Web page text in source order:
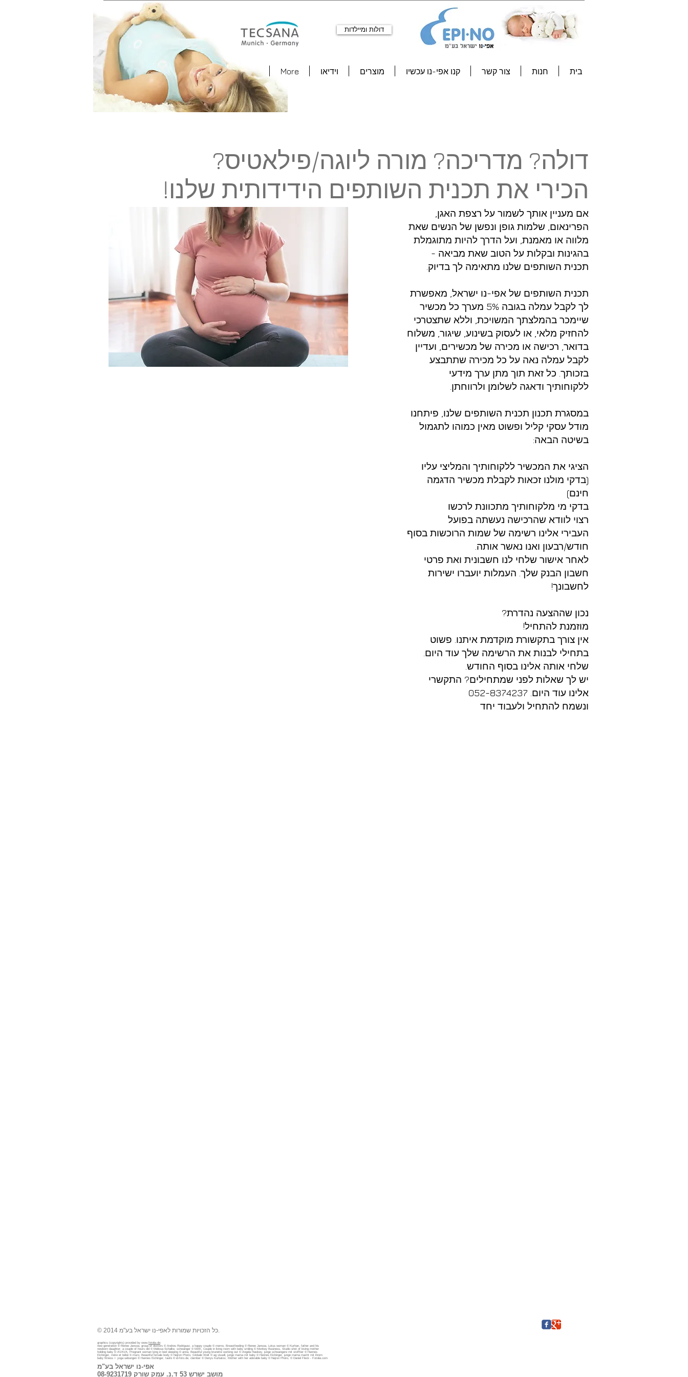
בית חנות צור קשר קנו אפי-נו עכשיו מוצרים וידיאו More
דולות ומיילדות
אם מעניין אותך לשמור על רצפת האגן,
הפרינאום, שלמות גופן ונפשן של הנשים שאת
מלווה או מאמנת, ועל הדרך להיות מתוגמלת
בהגינות ובקלות על הטוב שאת מביאה -
תכנית השותפים שלנו מתאימה לך בדיוק.
תכנית השותפים של אפי-נו ישראל, מאפשרת
לך לקבל עמלה בגובה 5% מערך כל מכשיר
שיימכר בהמלצתך המשויכת, וללא שתצטרכי
להחזיק מלאי, או לעסוק בשינוע, שיגור, משלוח
בדואר, רכישה או מכירה של מכשירים, ועדיין
לקבל עמלה נאה על כל מכירה שתתבצע
בזכותך. כל זאת תוך מתן ערך מידעי
ללקוחותיך ודאגה לשלומן ולרווחתן.
במסגרת תכנון תכנית השותפים שלנו, פיתחנו
מודל עסקי קליל ופשוט מאין כמוהו לתגמול
בשיטה הבאה:
הציגי את המכשיר ללקוחותיך והמליצי עליו
(בדקי מולנו זכאות לקבלת מכשיר הדגמה
חינם)
בדקי מי מלקוחותיך מתכוונת לרכשו
רצוי לוודא שהרכישה נעשתה בפועל
העבירי אלינו רשימה של שמות הרוכשות בסוף
חודש/רבעון ואנו נאשר אותה.
לאחר אישור שלחי לנו חשבונית ואת פרטי
חשבון הבנק שלך. העמלות יועברו ישירות
לחשבונך!
נכון שההצעה נהדרת?
מוזמנת להתחיל!
אין צורך בתקשורת מוקדמת איתנו. פשוט
בתחילי לבנות את הרשימה שלך עוד היום.
שלחי אותה אלינו בסוף החודש.
יש לך שאלות לפני שמתחילים? התקשרי
אלינו עוד היום. 052-8374237
ונשמח להתחיל ולעבוד יחד
דולה? מדריכה? מורה ליוגה/פילאטיס?
הכירי את תכנית השותפים הידידותית שלנו!
© 2014 כל הזכויות שמורות לאפי-נו ישראל בע"מ.
graphics (copyrights) provided by www. fotolia.de:
new generation © Renee Jansoa, group of doctors © Andres Rodriguez, a happy couple © memo, Breastfeeding © Renee Jansoa, Lotus woman © Kurhan, father and his
newborn daughter, a couple of hours old © Melissa Schalke, schwanger © MAK, Couple in living room with baby smiling © Monkey Business, Studio shot of loving mother
holding baby © AVAVA, Pregnant woman lying in bed sleeping © anna, Beautiful young brunette working out © Angela Hawkey, junge schwangere mit stofftier © Hannes
Eichinger, mére et bébé © muro, Beautiful female body © Nejron Photo, Globale Welt © ag visuell, junge mama mit baby © Hannes Eichinger, junge mama macht mit ihrem
baby fitness + yoga uebungen © Hannes Eichinger, taufe © id-foto.de, clamber © Denys Kurbatov, Mother with her adorable baby © Nejron Photo, © Daniel Fleck - Fotolia.com
אפי-נו ישראל בע"מ
מושב ישרש 53 ד.נ. עמק שורק 08-9231719